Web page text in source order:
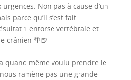
Non pas à cause d’un
parce qu’il s’est fait
1 entorse vertébrale et
crânien 🌴🍺
quand même voulu prendre le
ramène pas une grande